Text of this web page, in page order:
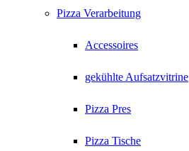
Pizza Verarbeitung
Accessoires
gekühlte Aufsatzvitrine
Pizza Pres
Pizza Tische